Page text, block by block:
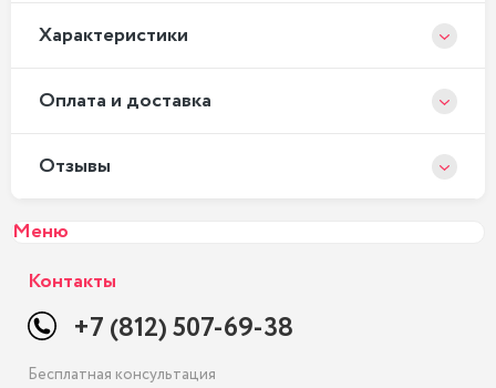
Xарактеристики
Оплата и доставка
Отзывы
Меню
Контакты
+7 (812) 507-69-38
Бесплатная консультация